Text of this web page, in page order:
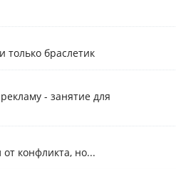
только браслетик
- занятие для
конфликта, но...